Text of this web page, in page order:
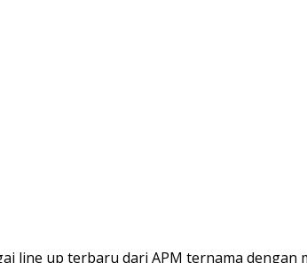
line up terbaru dari APM ternama